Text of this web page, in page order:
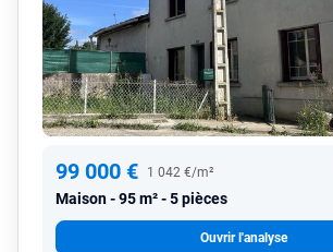
99 000 € 1 042 €/m²
Maison 95 m² - 5 pièces
Ouvrir l'analyse